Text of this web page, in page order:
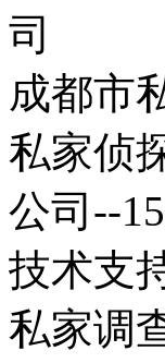
司
成都市
私家侦
公司--
技术支
私家调